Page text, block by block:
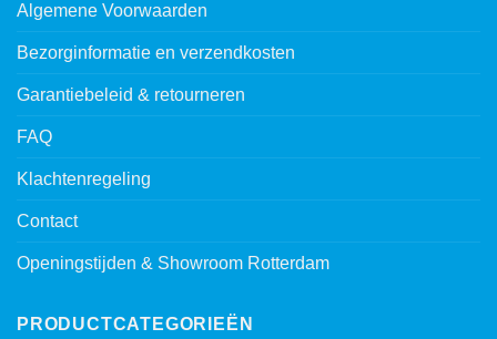
Algemene Voorwaarden
Bezorginformatie en verzendkosten
Garantiebeleid & retourneren
FAQ
Klachtenregeling
Contact
Openingstijden & Showroom Rotterdam
PRODUCTCATEGORIEËN